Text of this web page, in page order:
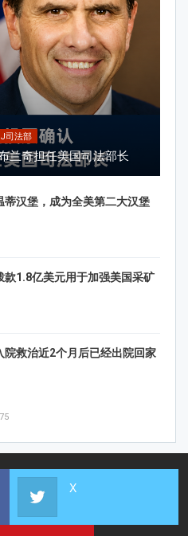
司法部
兰奇担任美国司法部长
蒂汉堡，成为全美第二大汉堡
款1.8亿美元用于加强美国采矿
院救治近2个月后已经出院回家
X